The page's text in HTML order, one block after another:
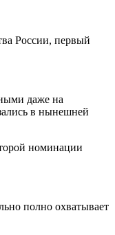
России, первый
даже на
в нынешней
номинации
полно охватывает